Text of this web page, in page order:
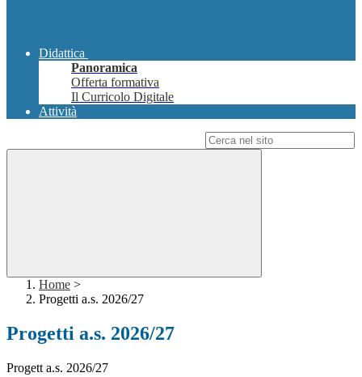
Didattica
Panoramica
Offerta formativa
Il Curricolo Digitale
Attività
Home >
Progetti a.s. 2026/27
Progetti a.s. 2026/27
Progett a.s. 2026/27